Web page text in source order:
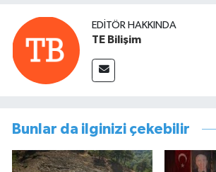
EDITÖR HAKKINDA
TE Bilişim
Bunlar da ilginizi çekebilir